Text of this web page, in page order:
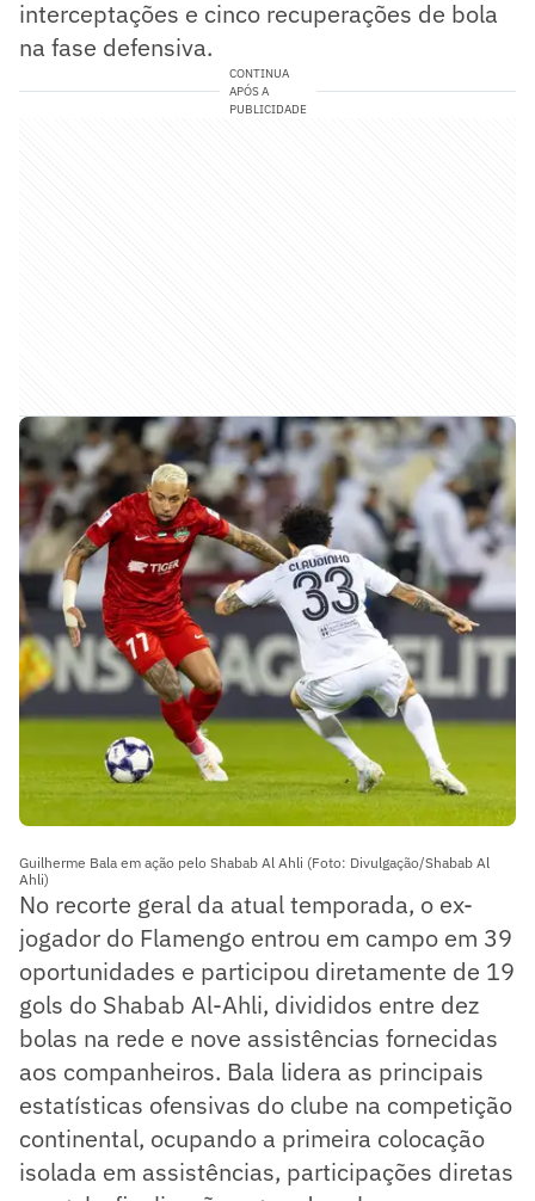
interceptações e cinco recuperações de bola
na fase defensiva.
CONTINUA
APÓS A
PUBLICIDADE
Guilherme Bala em ação pelo Shabab Al Ahli (Foto: Divulgação/Shabab Al
Ahli)
No recorte geral da atual temporada, o ex-
jogador do Flamengo entrou em campo em 39
oportunidades e participou diretamente de 19
gols do Shabab Al-Ahli, divididos entre dez
bolas na rede e nove assistências fornecidas
aos companheiros. Bala lidera as principais
estatísticas ofensivas do clube na competição
continental, ocupando a primeira colocação
isolada em assistências, participações diretas